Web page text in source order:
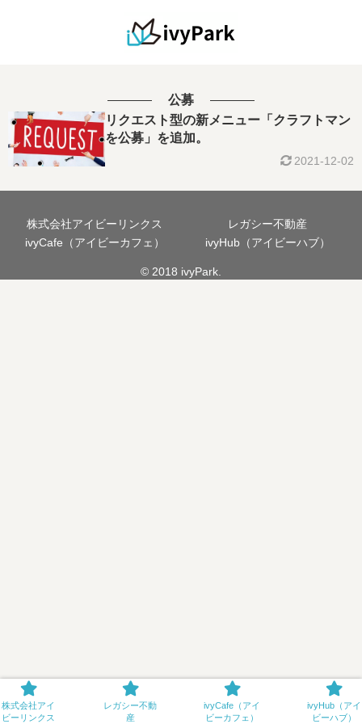
公募
リクエスト型の新メニュー「クラフトマン
を公募」を追加。
2021-12-02
株式会社アイビーリンクス
レガシー不動産
ivyCafe（アイビーカフェ）
ivyHub（アイビーハブ）
© 2018 ivyPark.
株式会社アイ
ビーリンクス
レガシー不動
産
ivyCafe（アイ
ビーカフェ）
ivyHub（アイ
ビーハブ）